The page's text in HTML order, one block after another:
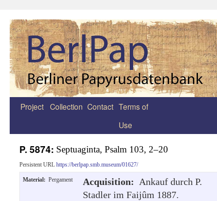
Zum
Project Collection Contact Terms of
Use
P. 5874: Septuaginta, Psalm 103, 2–20
Persistent URL https://berlpap.smb.museum/01627/
Material: Pergament Acquisition: Ankauf durch P.
Stadler im Faijûm 1887.